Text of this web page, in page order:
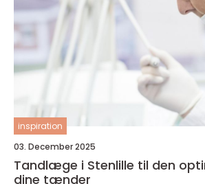
inspiration
03. December 2025
Tandlæge i Stenlille til den
dine tænder